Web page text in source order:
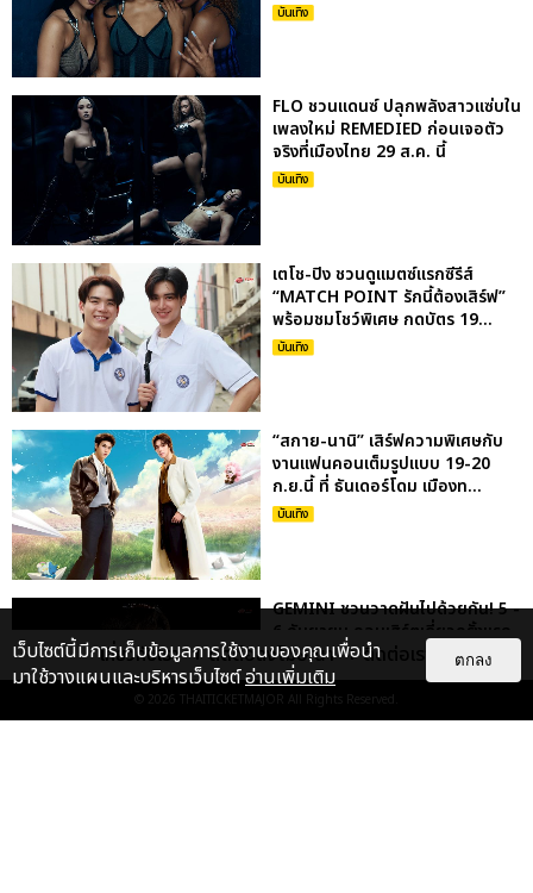
บันเทิง
FLO ชวนแดนซ์ ปลุกพลังสาวแซ่บใน
เพลงใหม่ REMEDIED ก่อนเจอตัว
จริงที่เมืองไทย 29 ส.ค. นี้
บันเทิง
เตโช-ปิง ชวนดูแมตซ์แรกซีรีส์
“MATCH POINT รักนี้ต้องเสิร์ฟ”
พร้อมชมโชว์พิเศษ กดบัตร 19...
บันเทิง
“สกาย-นานิ” เสิร์ฟความพิเศษกับ
งานแฟนคอนเต็มรูปแบบ 19-20
ก.ย.นี้ ที่ ธันเดอร์โดม เมืองท...
บันเทิง
GEMINI ชวนวาดฝันไปด้วยกัน! 5 -
6 กันยายน คอนเสิร์ตเดี่ยวครั้งแรก
กดบัตรพรุ่งนี้
บันเทิง
เกี่ยวกับเรา ติดต่อลงโฆษณา ติดต่อเรา
© 2026 THAITICKETMAJOR All Rights Reserved.
เว็บไซต์นี้มีการเก็บข้อมูลการใช้งานของคุณเพื่อนำ
มาใช้วางแผนและบริหารเว็บไซต์อ่านเพิ่มเติม
ตกลง